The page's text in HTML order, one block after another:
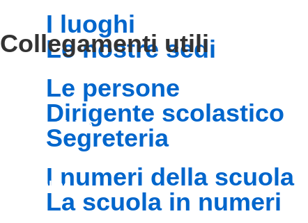
i luoghi
le nostre sedi
le persone
dirigente scolastico
segreteria
i numeri della scuola
la scuola in numeri
collegamenti utili
Accesso Civico
Amministrazione Trasparente
Albo Online
Scuola in Chiaro